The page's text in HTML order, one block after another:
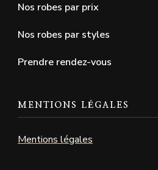
Nos robes par prix
Nos robes par styles
Prendre rendez-vous
MENTIONS LÉGALES
Mentions légales